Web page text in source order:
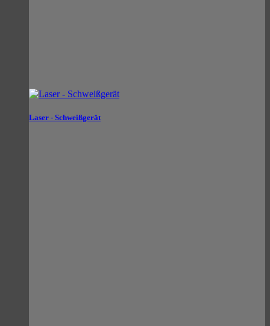
Laser - Schweißgerät